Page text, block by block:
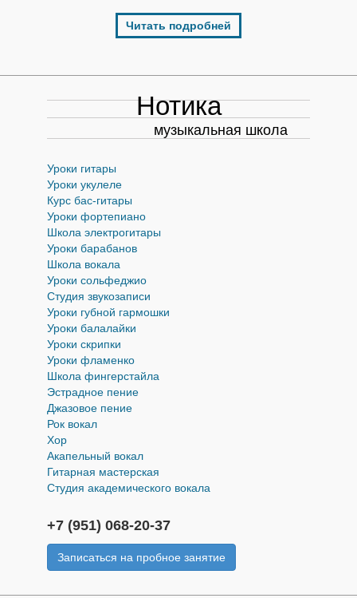
Читать подробней
Нотика
музыкальная школа
Уроки гитары
Уроки укулеле
Курс бас-гитары
Уроки фортепиано
Школа электрогитары
Уроки барабанов
Школа вокала
Уроки cольфеджио
Студия звукозаписи
Уроки губной гармошки
Уроки балалайки
Уроки скрипки
Уроки фламенко
Школа фингерстайла
Эстрадное пение
Джазовое пение
Рок вокал
Хор
Акапельный вокал
Гитарная мастерская
Студия академического вокала
+7 (951) 068-20-37
Записаться на пробное занятие